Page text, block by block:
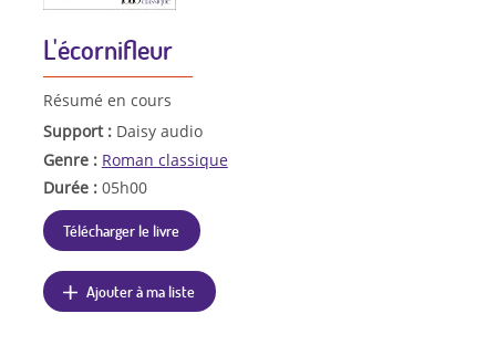
L'écornifleur
Résumé en cours
Support : Daisy audio
Genre : Roman classique
Durée : 05h00
Télécharger le livre
Ajouter à ma liste